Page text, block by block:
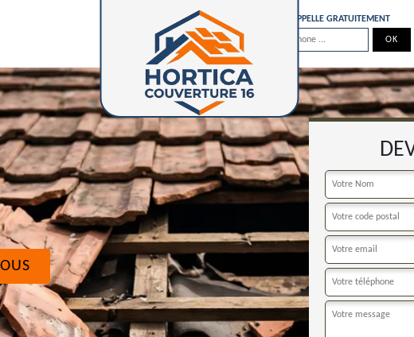
ON VOUS RAPPELLE GRATUITEMENT